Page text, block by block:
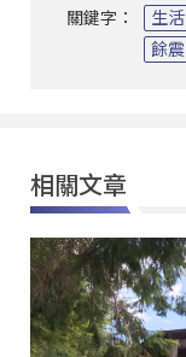
關鍵字： 生活
餘震
相關文章